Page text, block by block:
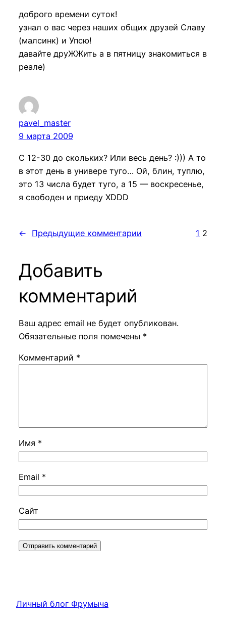
доброго времени суток!
узнал о вас через наших общих друзей Славу
(малсинк) и Упсю!
давайте друЖЖить а в пятницу знакомиться в
реале)
pavel_master
9 марта 2009
С 12-30 до скольких? Или весь день? :))) А то
в этот день в универе туго… Ой, блин, туплю,
это 13 числа будет туго, а 15 — воскресенье,
я свободен и приеду XDDD
← Предыдущие комментарии 1 2
Добавить
комментарий
Ваш адрес email не будет опубликован.
Обязательные поля помечены *
Комментарий *
Имя *
Email *
Сайт
Личный блог Фрумыча